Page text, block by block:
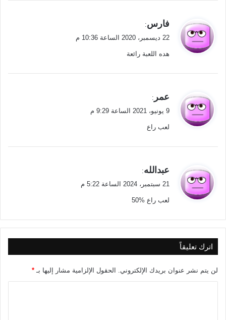
ي
ق
ل
فارس:
22 ديسمبر، 2020 الساعة 10:36 م
هده اللعبة رائعة
ي
ق
ل
عمر :
9 يونيو، 2021 الساعة 9:29 م
لعب راع
ي
ق
ل
عبدالله:
21 سبتمبر، 2024 الساعة 5:22 م
لعب راع %50
اترك تعليقاً
لن يتم نشر عنوان بريدك الإلكتروني. الحقول الإلزامية مشار إليها بـ *